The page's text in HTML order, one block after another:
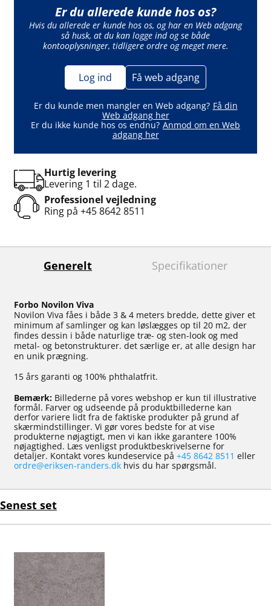
Er du allerede kunde hos os?
Hvis du allerede er kunde hos os, og har en Web adgang
så husk, at du kan logge ind og se både
kontooplysninger, tidligere ordre og meget mere.
Log ind Få web adgang
Er du kunde men mangler en Web adgang? Få din
Web adgang her
Er du ikke kunde hos os endnu? Anmod om en Web
adgang her
Hurtig levering
Levering 1 til 2 dage.
Professionel vejledning
Ring på +45 8642 8511
Generelt Specifikationer
Forbo Novilon Viva
Novilon Viva fåes i både 3 & 4 meters bredde, dette giver et
minimum af samlinger og kan løslægges op til 20 m2, der
findes dessin i både naturlige træ- og sten-look og med
metal- og betonstrukturer. det særlige er, at alle design har
en unik prægning.
15 års garanti og 100% phthalatfrit.
Bemærk: Billederne på vores webshop er kun til illustrative
formål. Farver og udseende på produktbillederne kan
derfor variere lidt fra de faktiske produkter på grund af
skærmindstillinger. Vi gør vores bedste for at vise
produkterne nøjagtigt, men vi kan ikke garantere 100%
nøjagtighed. Læs venligst produktbeskrivelserne for
detaljer. Kontakt vores kundeservice på +45 8642 8511 eller
ordre@eriksen-randers.dk hvis du har spørgsmål.
Senest set